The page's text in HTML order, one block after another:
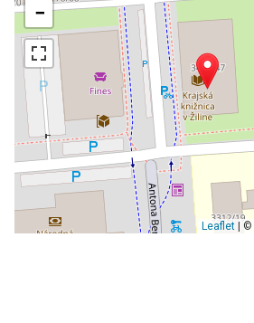
−
Leaflet| ©